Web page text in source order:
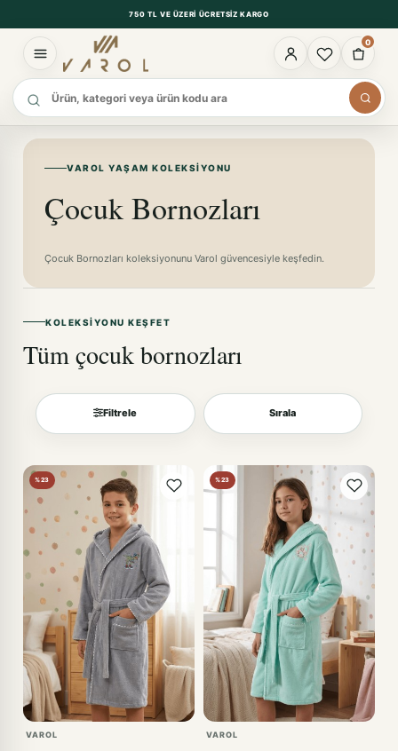
750 TL VE ÜZERI ÜCRETSIZ KARGO
0
Ürün ara
VAROL YAŞAM KOLEKSIYONU
Çocuk Bornozları
Çocuk Bornozları koleksiyonunu Varol güvencesiyle keşfedin.
KOLEKSIYONU KEŞFET
Tüm çocuk bornozları
Filtrele Sırala
Sırala
%23
VAROL
%23
VAROL